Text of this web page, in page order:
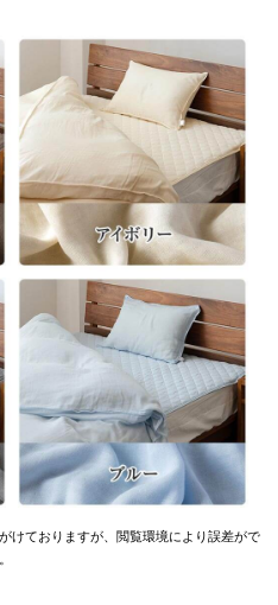
けておりますが、 閲覧環境により誤差がで